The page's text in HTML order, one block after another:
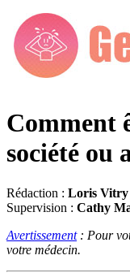
Comment
société ou
Rédaction : Loris Vitry
Supervision : Cathy
Avertissement: Pour
votre médecin.